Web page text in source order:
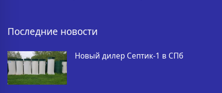
Последние новости
Новый дилер Септик-1 в СПб